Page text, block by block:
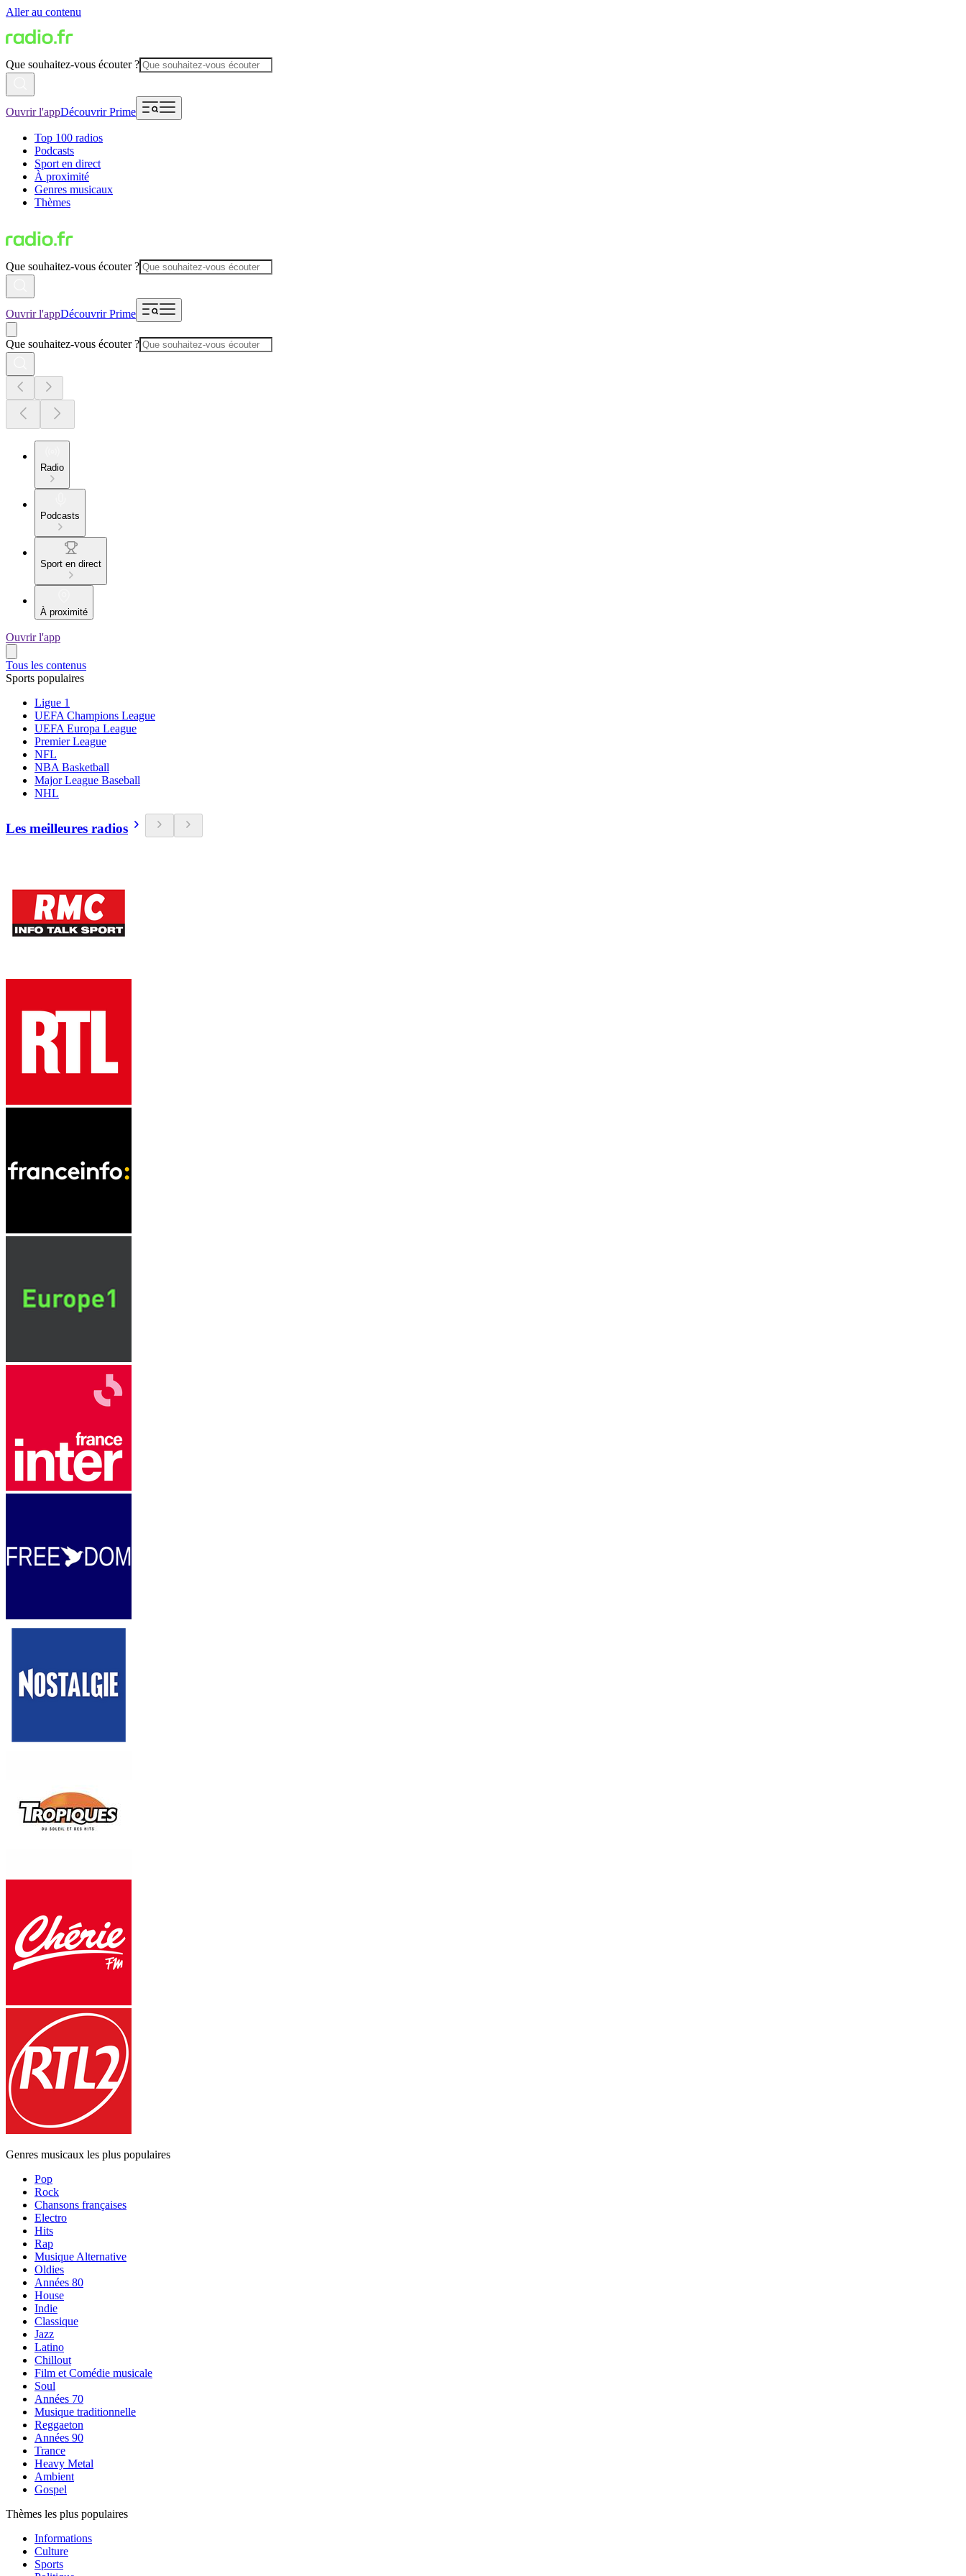
Aller au contenu
Que souhaitez-vous écouter ?
Ouvrir l'appDécouvrir Prime
Top 100 radios
Podcasts
Sport en direct
À proximité
Genres musicaux
Thèmes
Que souhaitez-vous écouter ?
Ouvrir l'appDécouvrir Prime
Que souhaitez-vous écouter ?
Radio
Podcasts
Sport en direct
À proximité
Ouvrir l'app
Tous les contenus
Sports populaires
Ligue 1
UEFA Champions League
UEFA Europa League
Premier League
NFL
NBA Basketball
Major League Baseball
NHL
Les meilleures radios
Genres musicaux les plus populaires
Pop
Rock
Chansons françaises
Electro
Hits
Rap
Musique Alternative
Oldies
Années 80
House
Indie
Classique
Jazz
Latino
Chillout
Film et Comédie musicale
Soul
Années 70
Musique traditionnelle
Reggaeton
Années 90
Trance
Heavy Metal
Ambient
Gospel
Thèmes les plus populaires
Informations
Culture
Sports